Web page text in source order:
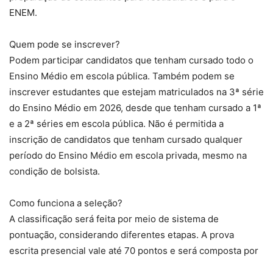
ENEM.
Quem pode se inscrever?
Podem participar candidatos que tenham cursado todo o
Ensino Médio em escola pública. Também podem se
inscrever estudantes que estejam matriculados na 3ª série
do Ensino Médio em 2026, desde que tenham cursado a 1ª
e a 2ª séries em escola pública. Não é permitida a
inscrição de candidatos que tenham cursado qualquer
período do Ensino Médio em escola privada, mesmo na
condição de bolsista.
Como funciona a seleção?
A classificação será feita por meio de sistema de
pontuação, considerando diferentes etapas. A prova
escrita presencial vale até 70 pontos e será composta por